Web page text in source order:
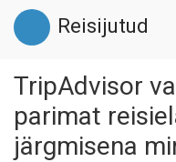
Liigu
edasi
põhisisu
Reisijutud
TripAdvisor
parimat
järgmisena